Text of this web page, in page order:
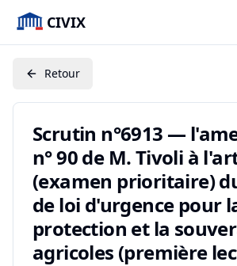
CIVIX
Retour
Scrutin n°6913 —
n° 90 de M. Tivoli à
(examen prioritaire)
de loi d'urgence pour
protection et la
agricoles (première